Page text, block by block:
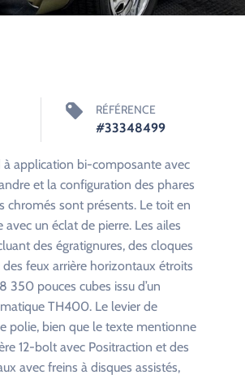
RÉFÉRENCE
#33348499
à application bi-composante avec
et la configuration des phares
chromés sont présents. Le toit en
un éclat de pierre. Les ailes
des égratignures, des cloques
feux arrière horizontaux étroits
pouces cubes issu d’un
TH400. Le levier de
polie, bien que le texte mentionne
12-bolt avec Positraction et des
avec freins à disques assistés,